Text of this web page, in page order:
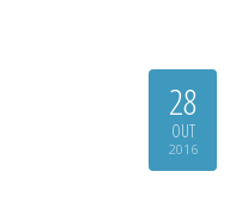
28
OUT
2016